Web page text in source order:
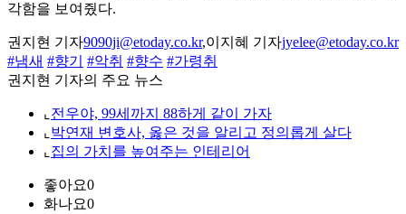
각함을 보여줬다.
권지현 기자9090ji@etoday.co.kr,이지혜 기자jyelee@etoday.co.kr
#냄새 #향기 #악취 #향수 #가령취
권지현 기자의 주요 뉴스
⌞ 전우야, 99세까지 88하게 같이 가자
⌞ 박연재 변호사, 옳은 것을 알리고 정의롭게 살다
⌞ 집의 가치를 높여주는 인테리어
좋아요0
화나요0